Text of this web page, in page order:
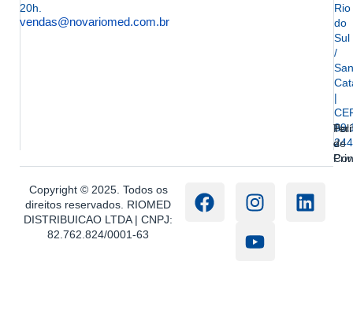
20h.
vendas@novariomed.com.br
Rio
do
Sul
/
|
244
e
de
Copyright © 2025. Todos os
direitos reservados. RIOMED
DISTRIBUICAO LTDA | CNPJ:
82.762.824/0001-63